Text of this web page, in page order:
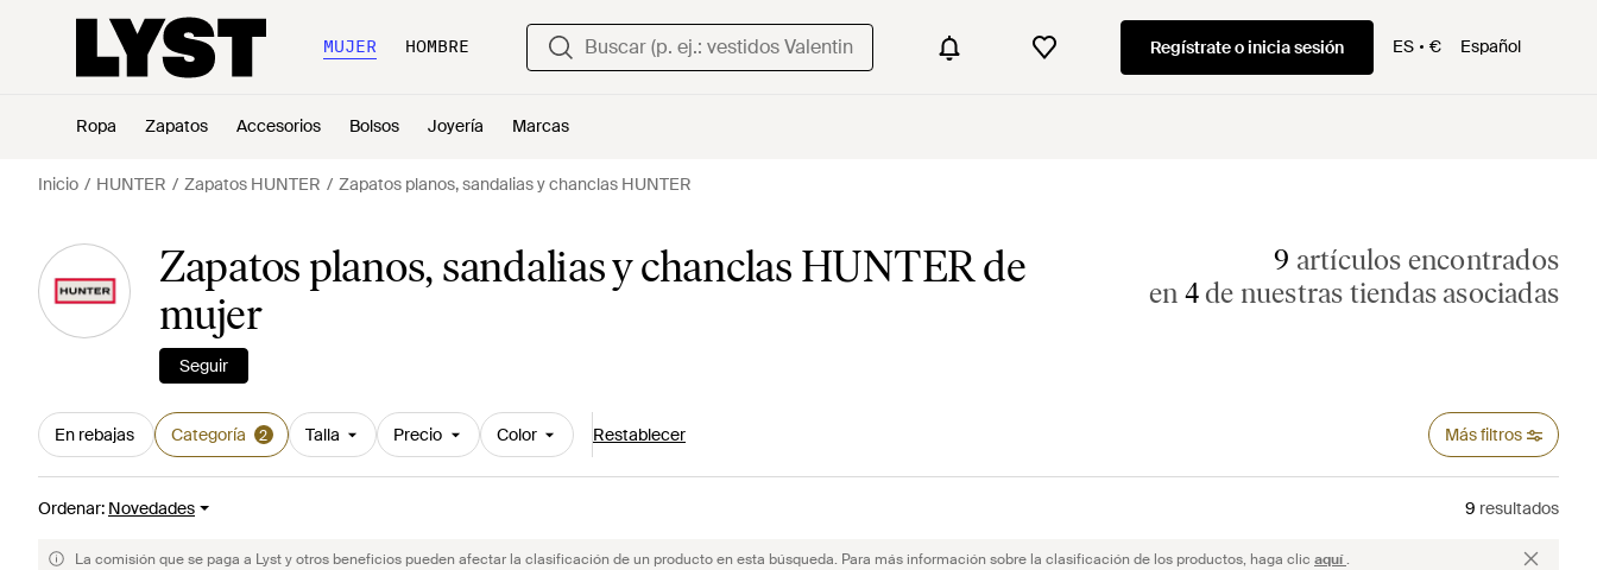
MUJER HOMBRE Regístrate o inicia sesión ES € Español
Ropa Zapatos Accesorios Bolsos Joyería Marcas
Inicio HUNTER Zapatos HUNTER Zapatos planos, sandalias y chanclas HUNTER
Zapatos planos, sandalias y chanclas HUNTER de
mujer
Seguir
9 artículos encontrados
en 4 de nuestras tiendas asociadas
En rebajas Categoría 2 Talla Precio Color Restablecer Más filtros
Ordenar: Novedades 9 resultados
La comisión que se paga a Lyst y otros beneficios pueden afectar la clasificación de un producto en esta búsqueda. Para más información sobre la clasificación de los productos, haga clic aquí.